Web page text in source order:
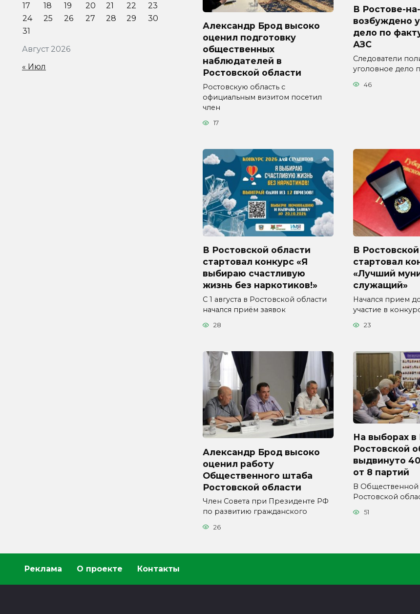
Александр Брод высоко
оценил подготовку
общественных
наблюдателей в
Ростовской области
Ростовскую область с
официальным визитом посетил
член
17
В Ростове-
возбуждено
дело по
АЗС
Следователи
уголовное дело
46
В Ростовской области
стартовал конкурс «Я
выбираю счастливую
жизнь без наркотиков!»
С 1 августа в Ростовской области
начался приём заявок
28
В
стартовал
«Лучший
служащий»
Начался прием
участие в
23
Александр Брод высоко
оценил работу
Общественного штаба
Ростовской области
Член Совета при Президенте РФ
по развитию гражданского
26
На выборах в
Ростовской
выдвинуто
от 8 партий
В Общественной
Ростовской
51
Август 2026
17
18 19 20 21 22
23
24
25 26 27 28 29
30
31
« Июл
Реклама О проекте Контакты